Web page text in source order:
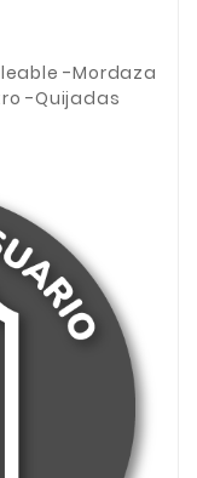
-Mordaza
-Quijadas